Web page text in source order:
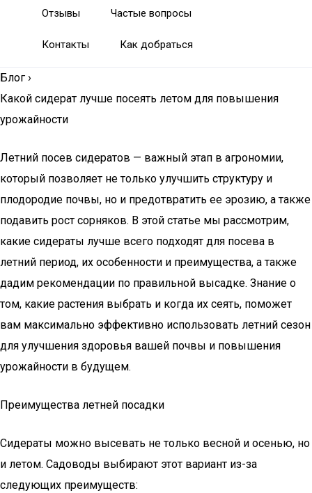
Отзывы Частые вопросы
Контакты Как добраться
Блог ›
Какой сидерат лучше посеять летом для повышения
урожайности
Летний посев сидератов — важный этап в агрономии,
который позволяет не только улучшить структуру и
плодородие почвы, но и предотвратить ее эрозию, а также
подавить рост сорняков. В этой статье мы рассмотрим,
какие сидераты лучше всего подходят для посева в
летний период, их особенности и преимущества, а также
дадим рекомендации по правильной высадке. Знание о
том, какие растения выбрать и когда их сеять, поможет
вам максимально эффективно использовать летний сезон
для улучшения здоровья вашей почвы и повышения
урожайности в будущем.
Преимущества летней посадки
Сидераты можно высевать не только весной и осенью, но
и летом. Садоводы выбирают этот вариант из-за
следующих преимуществ: